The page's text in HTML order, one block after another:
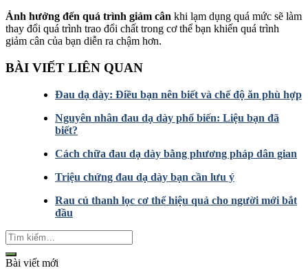
Ảnh hưởng đến quá trình giảm cân khi lạm dụng quá mức sẽ làm
thay đổi quá trình trao đổi chất trong cơ thể bạn khiến quá trình
giảm cân của bạn diễn ra chậm hơn.
BÀI VIẾT LIÊN QUAN
Đau dạ dày: Điều bạn nên biết và chế độ ăn phù hợp
Nguyên nhân đau dạ dày phổ biến: Liệu bạn đã
biết?
Cách chữa đau dạ dày bằng phương pháp dân gian
Triệu chứng đau dạ dày bạn cần lưu ý
Rau củ thanh lọc cơ thể hiệu quả cho người mới bắt
đầu
Bài viết mới